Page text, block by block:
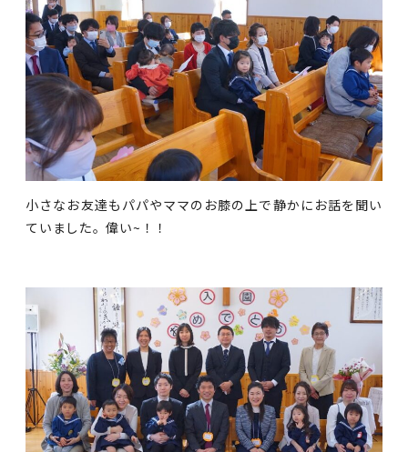
小さなお友達もパパやママのお膝の上で静かにお話を聞い
ていました。偉い~！！